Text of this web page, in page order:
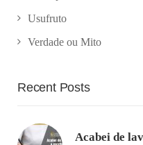
Usufruto
Verdade ou Mito
Recent Posts
Acabei de